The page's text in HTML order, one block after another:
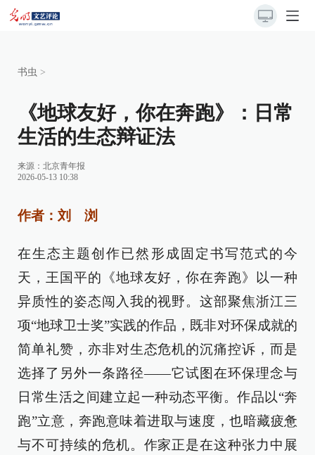
书虫 >
《地球友好，你在奔跑》：日常
生活的生态辩证法
来源： 北京青年报
2026-05-13 10:38
作者：刘 浏
在生态主题创作已然形成固定书写范式的今
天，王国平的《地球友好，你在奔跑》以一种
异质性的姿态闯入我的视野。这部聚焦浙江三
项“地球卫士奖”实践的作品，既非对环保成就的
简单礼赞，亦非对生态危机的沉痛控诉，而是
选择了另外一条路径——它试图在环保理念与
日常生活之间建立起一种动态平衡。作品以“奔
跑”立意，奔跑意味着进取与速度，也暗藏疲惫
与不可持续的危机。作家正是在这种张力中展